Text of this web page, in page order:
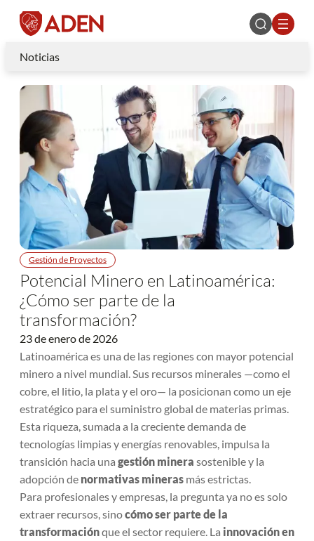
Noticias
Gestión de Proyectos
Potencial Minero en Latinoamérica:
¿Cómo ser parte de la
transformación?
23 de enero de 2026
Latinoamérica es una de las regiones con mayor potencial
minero a nivel mundial. Sus recursos minerales —como el
cobre, el litio, la plata y el oro— la posicionan como un eje
estratégico para el suministro global de materias primas.
Esta riqueza, sumada a la creciente demanda de
tecnologías limpias y energías renovables, impulsa la
transición hacia una gestión minera sostenible y la
adopción de normativas mineras más estrictas.
Para profesionales y empresas, la pregunta ya no es solo
extraer recursos, sinocómo ser parte de la
transformaciónque el sector requiere. La innovación en